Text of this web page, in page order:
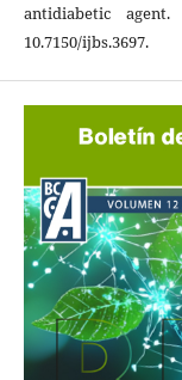
antidiabetic
10.7150/ijbs.3697.